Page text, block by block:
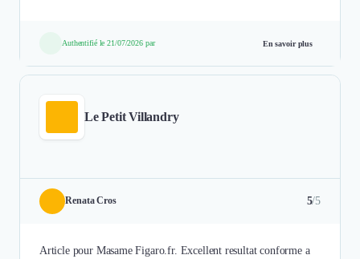
Authentifié le 21/07/2026 par En savoir plus
Le Petit Villandry
Renata Cros 5/5
Article pour Masame Figaro.fr. Excellent resultat conforme a